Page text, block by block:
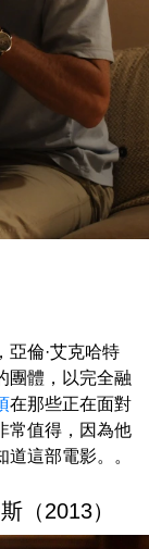
亞倫·艾克哈特
團體，以完全融
在那些正在面對
常值得，因為他
這部電影。。
（2013）